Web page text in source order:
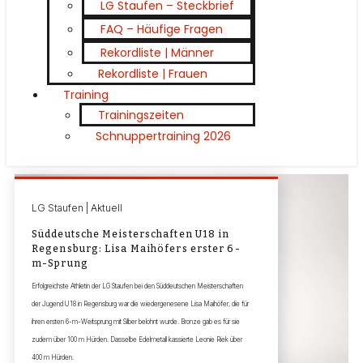
LG Staufen – Steckbrief
FAQ – Häufige Fragen
Rekordliste | Männer
Rekordliste | Frauen
Training
Trainingszeiten
Schnuppertraining 2026
LG Staufen | Aktuell
Süddeutsche Meisterschaften U18 in
Regensburg: Lisa Maihöfers erster 6-
m-Sprung
Erfolgreichste Athletin der LG Staufen bei den Süddeutschen Meisterschaften
der Jugend U18 in Regensburg war die wiedergenesene Lisa Maihöfer, die für
ihren ersten 6-m-Weitsprung mit Silber belohnt wurde. Bronze gab es für sie
zudem über 100 m Hürden. Dasselbe Edelmetall kassierte Leonie Riek über
400 m Hürden.